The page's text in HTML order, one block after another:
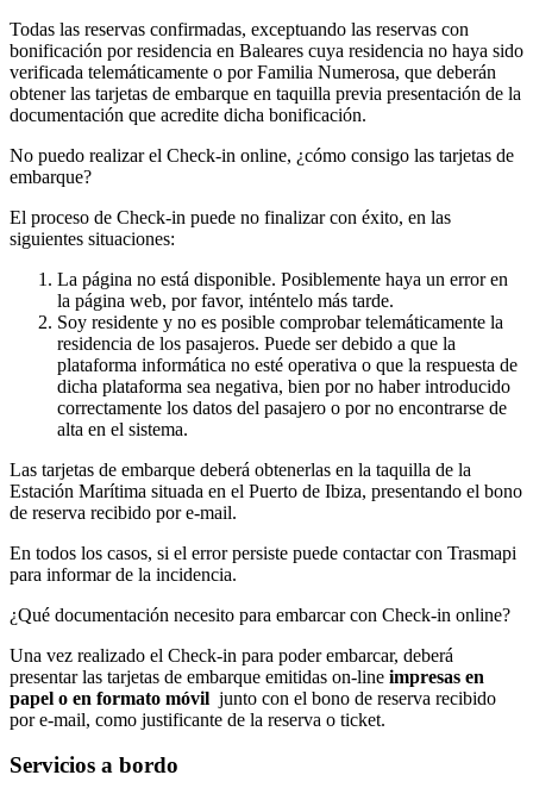
Todas las reservas confirmadas, exceptuando las reservas con
bonificación por residencia en Baleares cuya residencia no haya sido
verificada telemáticamente o por Familia Numerosa, que deberán
obtener las tarjetas de embarque en taquilla previa presentación de la
documentación que acredite dicha bonificación.
No puedo realizar el Check-in online, ¿cómo consigo las tarjetas de
embarque?
El proceso de Check-in puede no finalizar con éxito, en las
siguientes situaciones:
La página no está disponible. Posiblemente haya un error en
la página web, por favor, inténtelo más tarde.
Soy residente y no es posible comprobar telemáticamente la
residencia de los pasajeros. Puede ser debido a que la
plataforma informática no esté operativa o que la respuesta de
dicha plataforma sea negativa, bien por no haber introducido
correctamente los datos del pasajero o por no encontrarse de
alta en el sistema.
Las tarjetas de embarque deberá obtenerlas en la taquilla de la
Estación Marítima situada en el Puerto de Ibiza, presentando el bono
de reserva recibido por e-mail.
En todos los casos, si el error persiste puede contactar con Trasmapi
para informar de la incidencia.
¿Qué documentación necesito para embarcar con Check-in online?
Una vez realizado el Check-in para poder embarcar, deberá
presentar las tarjetas de embarque emitidas on-line impresas en
papel o en formato móvil junto con el bono de reserva recibido
por e-mail, como justificante de la reserva o ticket.
Servicios a bordo